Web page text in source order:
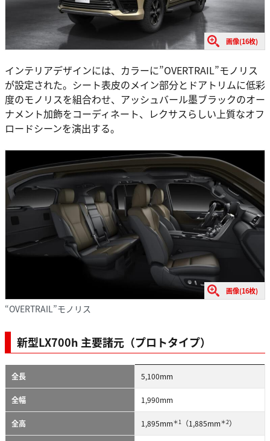
画像(16枚)
インテリアデザインには、カラーに”OVERTRAIL”モノリス
が設定された。シート表皮のメイン部分とドアトリムに低彩
度のモノリスを組合わせ、アッシュバール墨ブラックのオー
ナメント加飾をコーディネート、レクサスらしい上質なオフ
ロードシーンを演出する。
画像(16枚)
“OVERTRAIL”モノリス
新型LX700h 主要諸元（プロトタイプ）
全長 5,100mm
全幅 1,990mm
全高 1,895mm＊1 （1,885mm＊2）